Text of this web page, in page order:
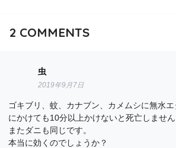
2 COMMENTS
虫
2019年9月7日
ゴキブリ、蚊、カナブン、カメムシに無水
にかけても10分以上かけないと死亡しません
またダニも同じです。
本当に効くのでしょうか？